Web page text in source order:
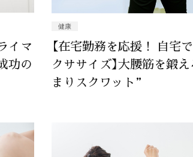
イマ
功の
健康
【在宅勤務を応援！ 自宅
クササイズ】大腰筋を鍛
まりスクワット”